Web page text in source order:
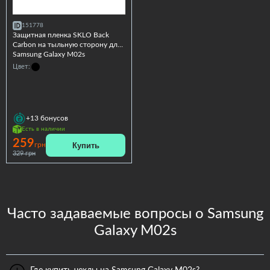
151778
Защитная пленка SKLO Back
Carbon на тыльную сторону для
Samsung Galaxy M02s
Цвет:
+13 бонусов
Есть в наличии
259грн
329 грн
Купить
Часто задаваемые вопросы о Samsung
Galaxy M02s